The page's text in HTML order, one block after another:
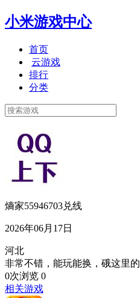
小米游戏中心
首页
云游戏
排行
分类
熵家55946703兑线
2026年06月17日
河北
非常不错，能玩能换，硪这里的
0次浏览 0
相关游戏